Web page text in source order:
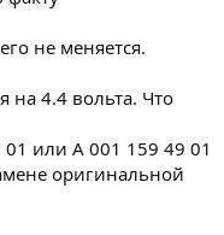
не меняется.
на 4.4 вольта. Что
или A 001 159 49 01
оригинальной